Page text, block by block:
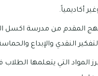
أكاديمياً.
المقدم من مدرسة اكسل
النقدي والإبداع
المواد التي يتعلمها